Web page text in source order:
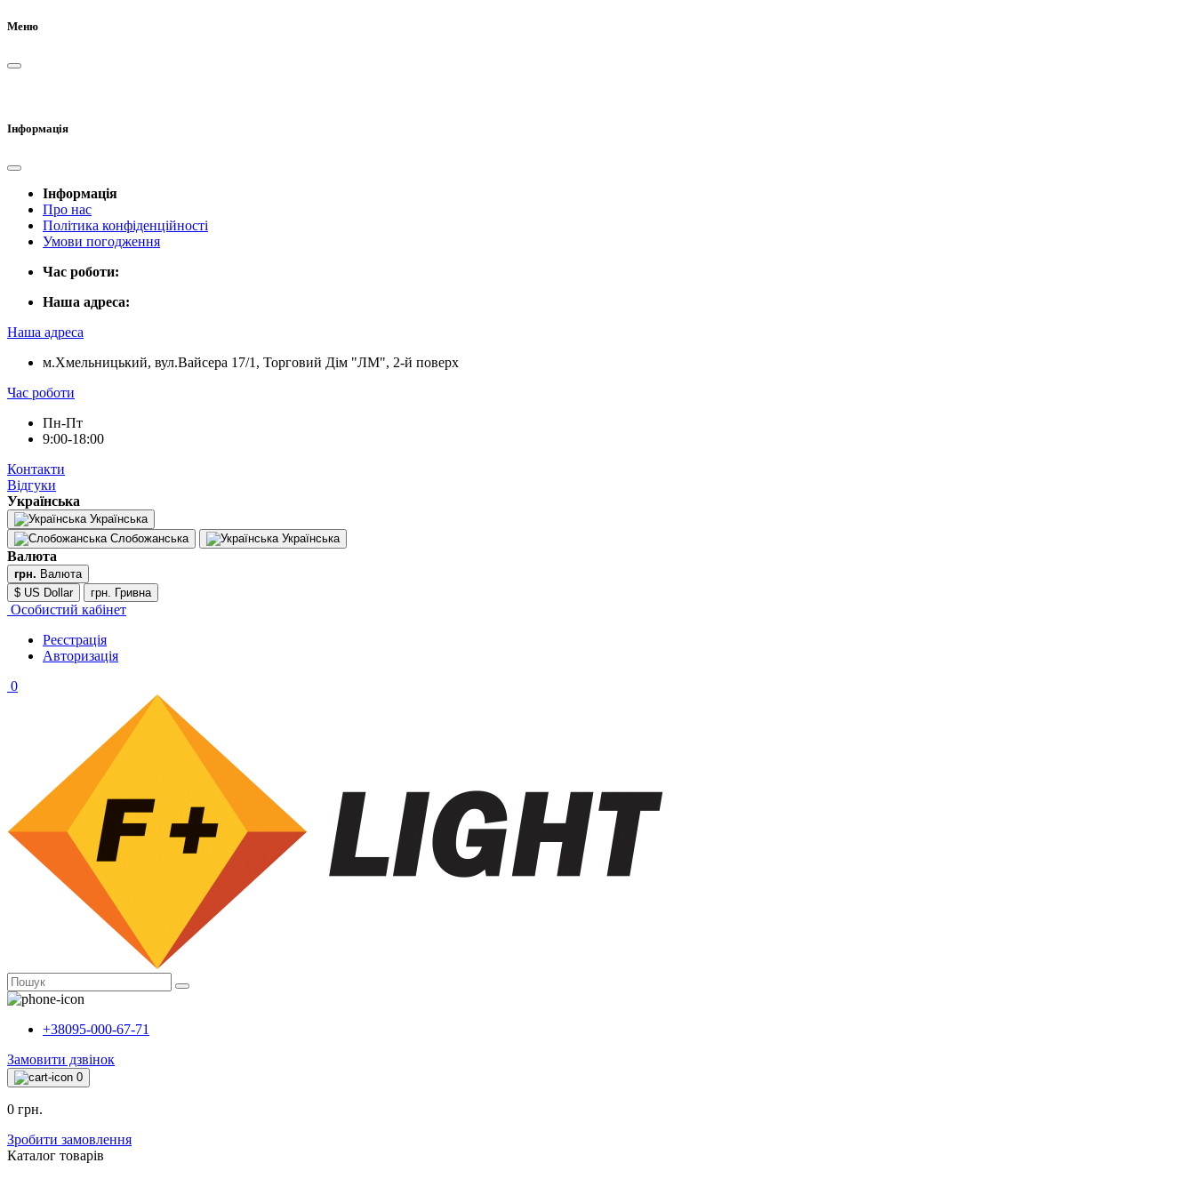
Меню
Інформація
Інформація
Про нас
Політика конфіденційності
Умови погодження
Час роботи:
Наша адреса:
Наша адреса
м.Хмельницький, вул.Вайсера 17/1, Торговий Дім "ЛМ", 2-й поверх
Час роботи
Пн-Пт
9:00-18:00
Контакти
Відгуки
Українська
Українська
Слобожанська
Українська
Валюта
грн. Валюта
$ US Dollar
грн. Гривна
Особистий кабінет
Реєстрація
Авторизація
0
+38095-000-67-71
Замовити дзвінок
0
0 грн.
Зробити замовлення
Каталог товарiв